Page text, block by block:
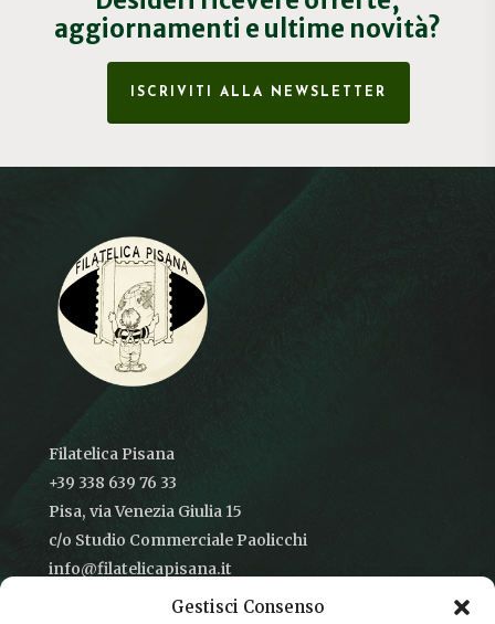
Gestisci Consenso
aggiornamenti e ultime novità?
ISCRIVITI ALLA NEWSLETTER
Filatelica Pisana
+39 338 639 76 33
Pisa, via Venezia Giulia 15
c/o Studio Commerciale Paolicchi
info@filatelicapisana.it